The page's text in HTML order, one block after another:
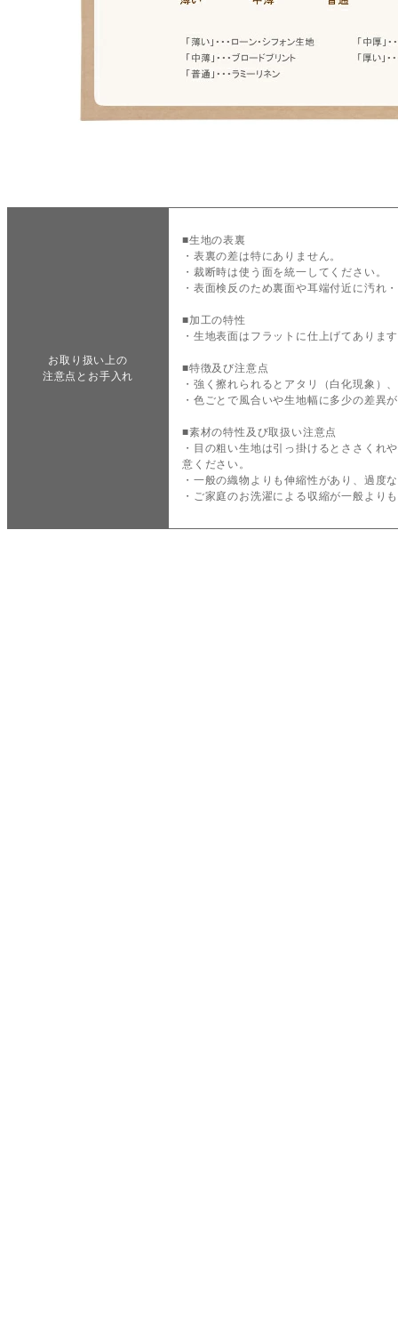
お取り扱い上の
注意点とお手入れ
■生地の表裏
・表裏の差は特にありません。
・裁断時は使う面を統一してください。
・表面検反のため裏面や耳端付近に汚れ
■加工の特性
・生地表面はフラットに仕上げてありま
■特徴及び注意点
・強く擦れられるとアタリ（白化現象）
・色ごとで風合いや生地幅に多少の差異
■素材の特性及び取扱い注意点
・目の粗い生地は引っ掛けるとささくれ
意ください。
・一般の織物よりも伸縮性があり、過度
・ご家庭のお洗濯による収縮が一般より